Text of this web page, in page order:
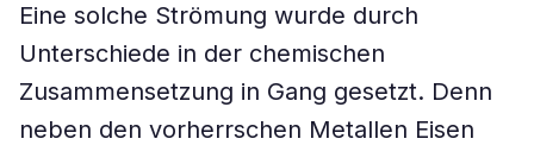
Eine solche Strömung wurde durch
Unterschiede in der chemischen
Zusammensetzung in Gang gesetzt. Denn
neben den vorherrschen Metallen Eisen